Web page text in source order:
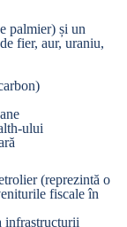
palmier) și un
fier, aur, uraniu,
ului
(reprezintă o
fiscale în
infrastructurii